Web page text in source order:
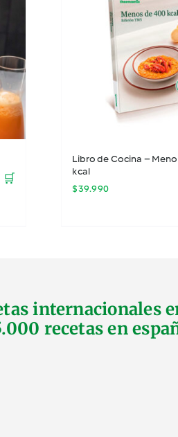
🛒
Libro de Cocina –
kcal
$39.990
internacionales
recetas en